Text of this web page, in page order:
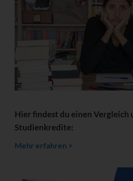
Hier findest du einen
Studienkredite:
Mehr erfahren >